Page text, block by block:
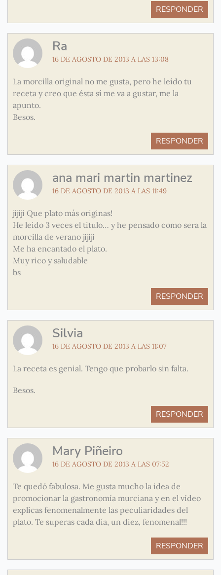
RESPONDER
Ra
16 DE AGOSTO DE 2013 A LAS 13:08
La morcilla original no me gusta, pero he leído tu
receta y creo que ésta sí me va a gustar, me la
apunto.
Besos.
RESPONDER
ana mari martin martinez
16 DE AGOSTO DE 2013 A LAS 11:49
jijiji Que plato más originas!
He leido 3 veces el titulo… y he pensado como sera la
morcilla de verano jijiji
Me ha encantado el plato.
Muy rico y saludable
bs
RESPONDER
Silvia
16 DE AGOSTO DE 2013 A LAS 11:07
La receta es genial. Tengo que probarlo sin falta.
Besos.
RESPONDER
Mary Piñeiro
16 DE AGOSTO DE 2013 A LAS 07:52
Te quedó fabulosa. Me gusta mucho la idea de
promocionar la gastronomía murciana y en el vídeo
explicas fenomenalmente las peculiaridades del
plato. Te superas cada día, un diez, fenomenal!!!
RESPONDER